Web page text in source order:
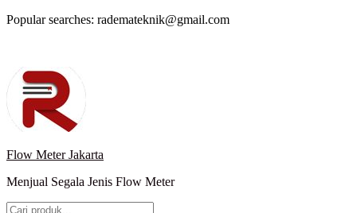
Lompat
Popular searches: rademateknik@gmail.com
Flow Meter Jakarta
Menjual Segala Jenis Flow Meter